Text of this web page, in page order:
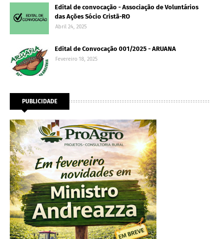
Edital de convocação - Associação de Voluntários
das Ações Sócio Cristã-RO
Abril 24, 2025
Edital de Convocação 001/2025 - ARUANA
Fevereiro 18, 2025
PUBLICIDADE